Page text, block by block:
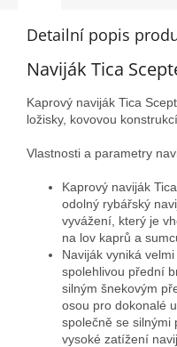
Detailní popis
Naviják Tica
Kaprový naviják Tica
ložisky, kovovou
Vlastnosti a parametry
Kaprový naviják
odolný rybářský
vyvážení, který je
na lov kaprů a
Naviják vyniká
spolehlivou přední
silným šnekovým
osou pro dokonalé
společně se silnými
vysoké zatížení